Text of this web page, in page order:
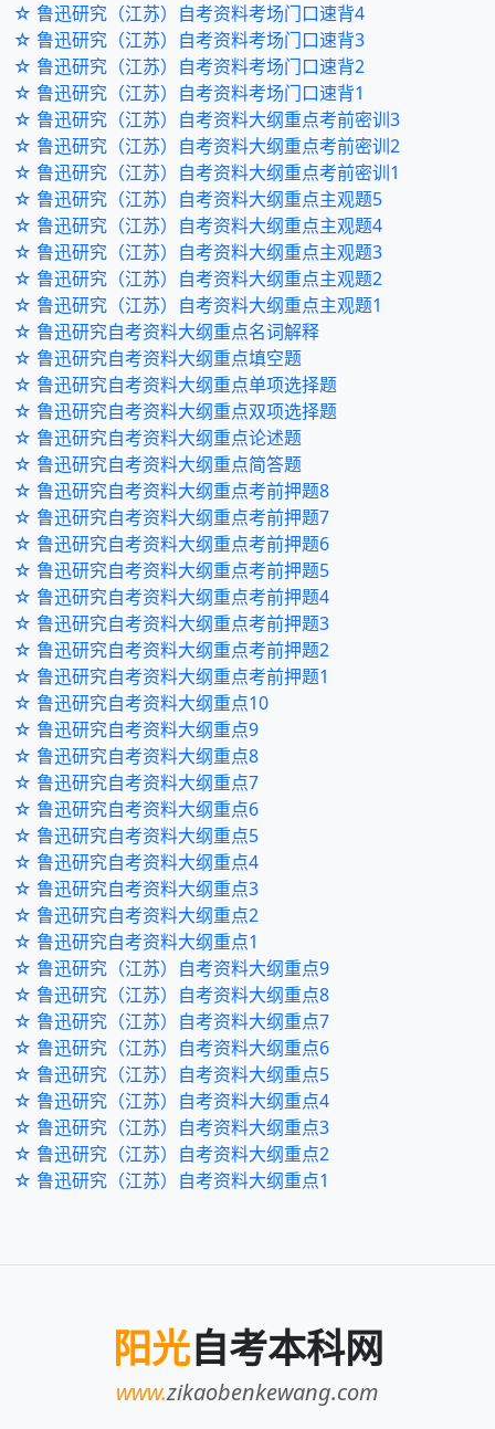
☆ 鲁迅研究（江苏）自考资料考场门口速背4
☆ 鲁迅研究（江苏）自考资料考场门口速背3
☆ 鲁迅研究（江苏）自考资料考场门口速背2
☆ 鲁迅研究（江苏）自考资料考场门口速背1
☆ 鲁迅研究（江苏）自考资料大纲重点考前密训3
☆ 鲁迅研究（江苏）自考资料大纲重点考前密训2
☆ 鲁迅研究（江苏）自考资料大纲重点考前密训1
☆ 鲁迅研究（江苏）自考资料大纲重点主观题5
☆ 鲁迅研究（江苏）自考资料大纲重点主观题4
☆ 鲁迅研究（江苏）自考资料大纲重点主观题3
☆ 鲁迅研究（江苏）自考资料大纲重点主观题2
☆ 鲁迅研究（江苏）自考资料大纲重点主观题1
☆ 鲁迅研究自考资料大纲重点名词解释
☆ 鲁迅研究自考资料大纲重点填空题
☆ 鲁迅研究自考资料大纲重点单项选择题
☆ 鲁迅研究自考资料大纲重点双项选择题
☆ 鲁迅研究自考资料大纲重点论述题
☆ 鲁迅研究自考资料大纲重点简答题
☆ 鲁迅研究自考资料大纲重点考前押题8
☆ 鲁迅研究自考资料大纲重点考前押题7
☆ 鲁迅研究自考资料大纲重点考前押题6
☆ 鲁迅研究自考资料大纲重点考前押题5
☆ 鲁迅研究自考资料大纲重点考前押题4
☆ 鲁迅研究自考资料大纲重点考前押题3
☆ 鲁迅研究自考资料大纲重点考前押题2
☆ 鲁迅研究自考资料大纲重点考前押题1
☆ 鲁迅研究自考资料大纲重点10
☆ 鲁迅研究自考资料大纲重点9
☆ 鲁迅研究自考资料大纲重点8
☆ 鲁迅研究自考资料大纲重点7
☆ 鲁迅研究自考资料大纲重点6
☆ 鲁迅研究自考资料大纲重点5
☆ 鲁迅研究自考资料大纲重点4
☆ 鲁迅研究自考资料大纲重点3
☆ 鲁迅研究自考资料大纲重点2
☆ 鲁迅研究自考资料大纲重点1
☆ 鲁迅研究（江苏）自考资料大纲重点9
☆ 鲁迅研究（江苏）自考资料大纲重点8
☆ 鲁迅研究（江苏）自考资料大纲重点7
☆ 鲁迅研究（江苏）自考资料大纲重点6
☆ 鲁迅研究（江苏）自考资料大纲重点5
☆ 鲁迅研究（江苏）自考资料大纲重点4
☆ 鲁迅研究（江苏）自考资料大纲重点3
☆ 鲁迅研究（江苏）自考资料大纲重点2
☆ 鲁迅研究（江苏）自考资料大纲重点1
阳光自考本科网
www.zikaobenkewang.com